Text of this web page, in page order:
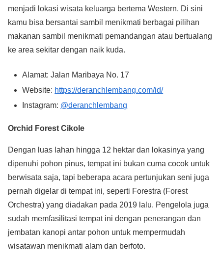
menjadi lokasi wisata keluarga bertema Western. Di sini
kamu bisa bersantai sambil menikmati berbagai pilihan
makanan sambil menikmati pemandangan atau bertualang
ke area sekitar dengan naik kuda.
Alamat: Jalan Maribaya No. 17
Website: https://deranchlembang.com/id/
Instagram: @deranchlembang
Orchid Forest Cikole
Dengan luas lahan hingga 12 hektar dan lokasinya yang
dipenuhi pohon pinus, tempat ini bukan cuma cocok untuk
berwisata saja, tapi beberapa acara pertunjukan seni juga
pernah digelar di tempat ini, seperti Forestra (Forest
Orchestra) yang diadakan pada 2019 lalu. Pengelola juga
sudah memfasilitasi tempat ini dengan penerangan dan
jembatan kanopi antar pohon untuk mempermudah
wisatawan menikmati alam dan berfoto.